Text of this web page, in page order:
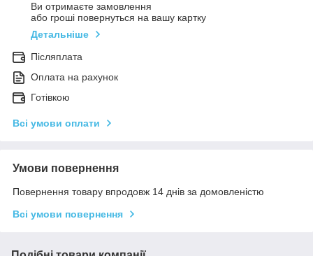
Ви отримаєте замовлення
або гроші повернуться на вашу картку
Детальніше
Післяплата
Оплата на рахунок
Готівкою
Всі умови оплати
Умови повернення
Повернення товару впродовж 14 днів за домовленістю
Всі умови повернення